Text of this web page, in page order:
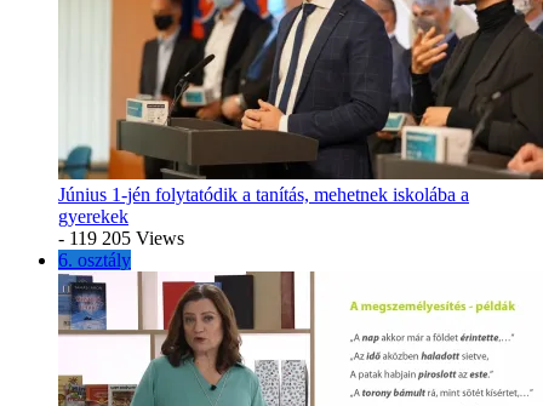
Június 1-jén folytatódik a tanítás, mehetnek iskolába a
gyerekek
- 119 205 Views
6. osztály